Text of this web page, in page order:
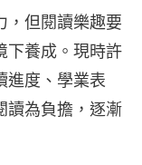
，但閱讀樂趣要
下養成。現時許
進度、學業表
讀為負擔，逐漸